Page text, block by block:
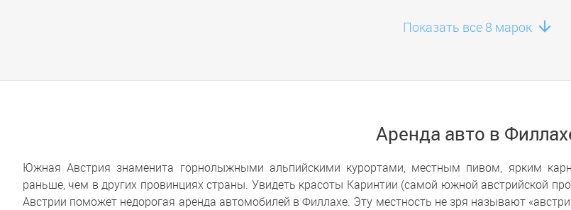
Показать все 8 марок
Аренда авто в
Южная Австрия знаменита горнолыжными альпийскими курортами, местным пивом, ярким
раньше, чем в других провинциях страны. Увидеть красоты Каринтии (самой южной австрийской
Австрии поможет недорогая аренда автомобилей в Филлахе. Эту местность не зря называют